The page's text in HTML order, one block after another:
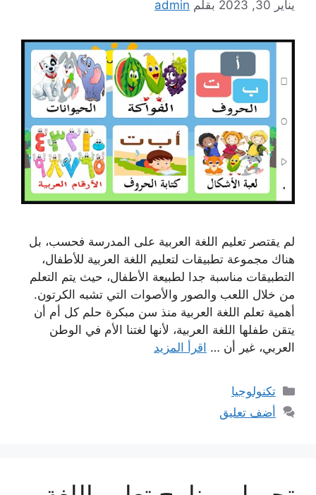
يناير 30, 2023 بقلم admin
لم يقتصر تعليم اللغة العربية على المدرسة فحسب، بل
هناك مجموعة تطبيقات لتعليم اللغة العربية للأطفال،
التطبيقات مناسبة جدا لطبيعة الأطفال، حيث يتم التعلم
من خلال اللعب والصور والأصوات التي تشبه الكرتون.
أهمية تعلم اللغة العربية منذ سن مبكرة حلم كل أم أن
يتقن طفلها اللغة العربية، لأنها لغتنا الأم في الوطن
العربي، غير أن … اقرأ المزيد
التصنيفات
تكنولوجيا
أضف تعليق